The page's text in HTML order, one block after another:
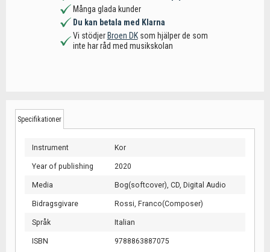
Många glada kunder
Du kan betala med Klarna
Vi stödjerBroen DKsom hjälper de som
inte har råd med musikskolan
Specifikationer
Instrument Kor
Year of publishing 2020
Media Bog(softcover),CD,Digital Audio
Bidragsgivare Rossi, Franco(Composer)
Språk Italian
ISBN 9788863887075